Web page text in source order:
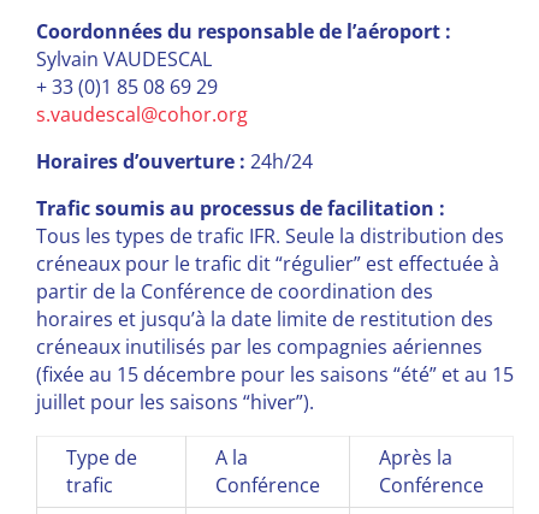
Coordonnées du responsable de l’aéroport :
Sylvain VAUDESCAL
+ 33 (0)1 85 08 69 29
s.vaudescal@cohor.org
Horaires d’ouverture : 24h/24
Trafic soumis au processus de facilitation :
Tous les types de trafic IFR. Seule la distribution des
créneaux pour le trafic dit “régulier” est effectuée à
partir de la Conférence de coordination des
horaires et jusqu’à la date limite de restitution des
créneaux inutilisés par les compagnies aériennes
(fixée au 15 décembre pour les saisons “été” et au 15
juillet pour les saisons “hiver”).
Type de
trafic
A la
Conférence
Après la
Conférence